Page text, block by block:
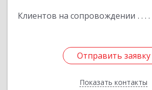
Клиентов на сопровождении
Отправить заявку
Показать контакты
Отправить заявку
Назад